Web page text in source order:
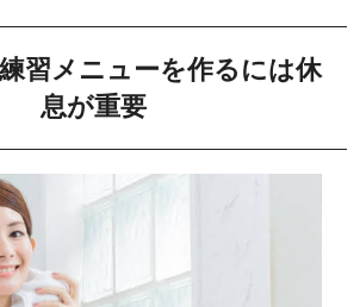
習メニューを作るには休
息が重要